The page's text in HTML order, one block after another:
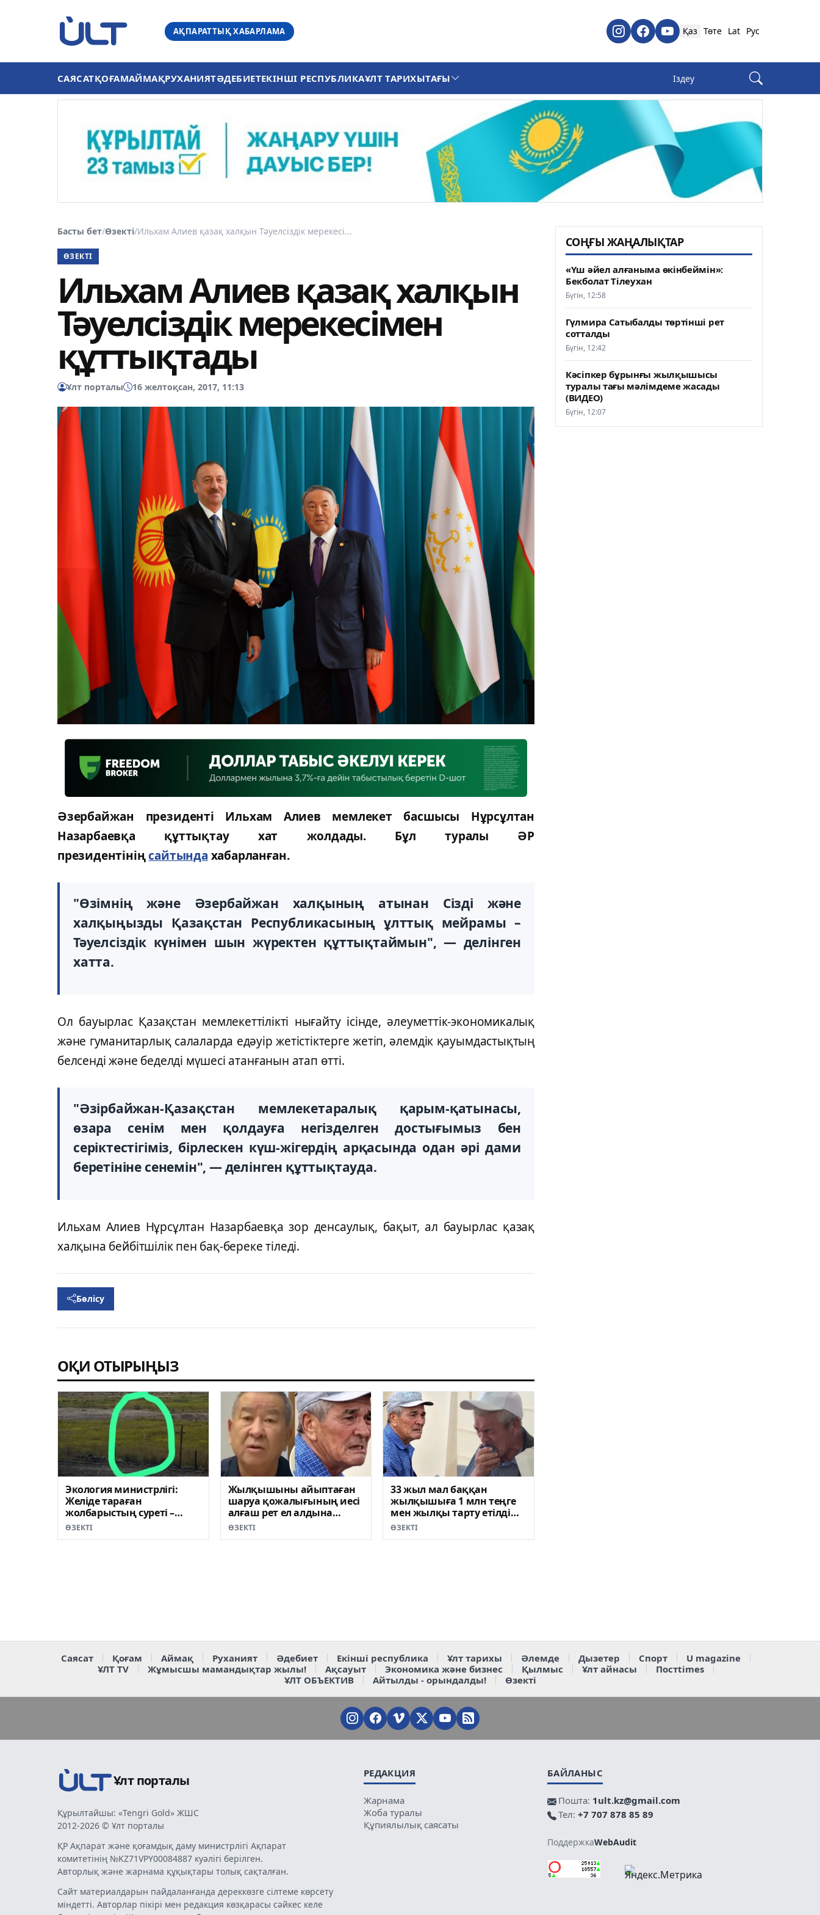
АҚПАРАТТЫҚ ХАБАРЛАМА Қаз Төте Lat Рус
САЯСАТҚОҒАМАЙМАҚРУХАНИЯТӘДЕБИЕТЕКІНШІ РЕСПУБЛИКАҰЛТ ТАРИХЫТАҒЫ
Басты бет/Өзекті/Ильхам Алиев қазақ халқын Тәуелсіздік мерекесі...
ӨЗЕКТІ
Ильхам Алиев қазақ халқын
Тәуелсіздік мерекесімен
құттықтады
Ұлт порталы 16 желтоқсан, 2017, 11:13
Әзербайжан президенті Ильхам Алиев мемлекет басшысы Нұрсұлтан
Назарбаевқа құттықтау хат жолдады. Бұл туралы ӘР
президентініңсайтында хабарланған.
"Өзімнің және Әзербайжан халқының атынан Сізді және
халқыңызды Қазақстан Республикасының ұлттық мейрамы –
Тәуелсіздік күнімен шын жүректен құттықтаймын", — делінген
хатта.
Ол бауырлас Қазақстан мемлекеттілікті нығайту ісінде, әлеуметтік-экономикалық
және гуманитарлық салаларда едәуір жетістіктерге жетіп, әлемдік қауымдастықтың
белсенді және беделді мүшесі атанғанын атап өтті.
"Әзірбайжан-Қазақстан мемлекетаралық қарым-қатынасы,
өзара сенім мен қолдауға негізделген достығымыз бен
серіктестігіміз, бірлескен күш-жігердің арқасында одан әрі дами
беретініне сенемін", — делінген құттықтауда.
Ильхам Алиев Нұрсұлтан Назарбаевқа зор денсаулық, бақыт, ал бауырлас қазақ
халқына бейбітшілік пен бақ-береке тіледі.
Бөлісу
ОҚИ ОТЫРЫҢЫЗ
Экология министрлігі:
Желіде тараған
жолбарыстың суреті –
фейк
ӨЗЕКТІ
Жылқышыны айыптаған
шаруа қожалығының иесі
алғаш рет ел алдына
шықты (ВИДЕО)
ӨЗЕКТІ
33 жыл мал баққан
жылқышыға 1 млн теңге
мен жылқы тарту етілді
(ВИДЕО)
ӨЗЕКТІ
СОҢҒЫ ЖАҢАЛЫҚТАР
«Үш әйел алғаныма өкінбеймін»:
Бекболат Тілеухан
Бүгін, 12:58
Гүлмира Сатыбалды төртінші рет
сотталды
Бүгін, 12:42
Кәсіпкер бұрынғы жылқышысы
туралы тағы мәлімдеме жасады
(ВИДЕО)
Бүгін, 12:07
Саясат Қоғам Аймақ Руханият Әдебиет Екінші республика Ұлт тарихы Әлемде Дызетер Спорт
U magazine
ҰЛТ TV
Жұмысшы мамандықтар жылы! Ақсауыт Экономика және бизнес Қылмыс Ұлт айнасы
Постtimes
ҰЛТ ОБЪЕКТИВ
Айтылды - орындалды! Өзекті
Ұлт порталы
Құрылтайшы: «Tengri Gold» ЖШС
2012-2026 © Ұлт порталы
ҚР Ақпарат және қоғамдық даму министрлігі Ақпарат
комитетінің №KZ71VPY00084887 куәлігі берілген.
Авторлық және жарнама құқықтары толық сақталған.
Сайт материалдарын пайдаланғанда дереккөзге сілтеме көрсету
міндетті. Авторлар пікірі мен редакция көзқарасы сәйкес келе
РЕДАКЦИЯ
Жарнама
Жоба туралы
Құпиялылық саясаты
БАЙЛАНЫС
Пошта: 1ult.kz@gmail.com
Тел: +7 707 878 85 89
ПоддержкаWebAudit